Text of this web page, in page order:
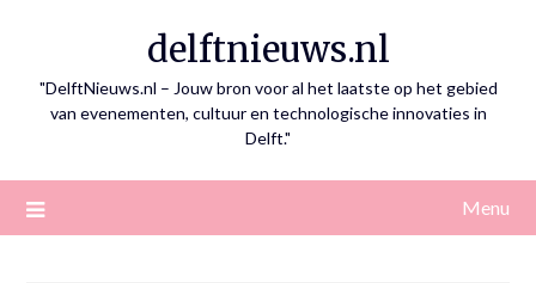
delftnieuws.nl
"DelftNieuws.nl – Jouw bron voor al het laatste op het gebied
van evenementen, cultuur en technologische innovaties in
Delft."
Menu